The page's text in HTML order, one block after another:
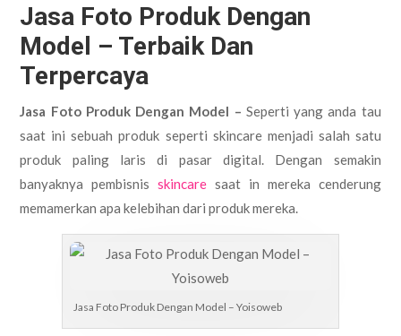
Jasa Foto Produk Dengan
Model – Terbaik Dan
Terpercaya
Jasa Foto Produk Dengan Model – Seperti yang anda tau
saat ini sebuah produk seperti skincare menjadi salah satu
produk paling laris di pasar digital. Dengan semakin
banyaknya pembisnisskincare saat in mereka cenderung
memamerkan apa kelebihan dari produk mereka.
Jasa Foto Produk Dengan Model – Yoisoweb